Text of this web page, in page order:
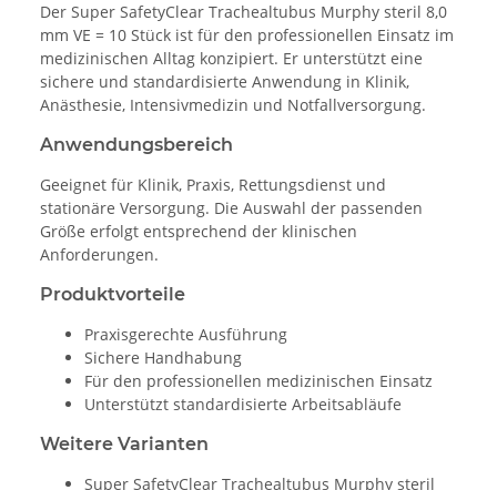
Der Super SafetyClear Trachealtubus Murphy steril 8,0
mm VE = 10 Stück ist für den professionellen Einsatz im
medizinischen Alltag konzipiert. Er unterstützt eine
sichere und standardisierte Anwendung in Klinik,
Anästhesie, Intensivmedizin und Notfallversorgung.
Anwendungsbereich
Geeignet für Klinik, Praxis, Rettungsdienst und
stationäre Versorgung. Die Auswahl der passenden
Größe erfolgt entsprechend der klinischen
Anforderungen.
Produktvorteile
Praxisgerechte Ausführung
Sichere Handhabung
Für den professionellen medizinischen Einsatz
Unterstützt standardisierte Arbeitsabläufe
Weitere Varianten
Super SafetyClear Trachealtubus Murphy steril